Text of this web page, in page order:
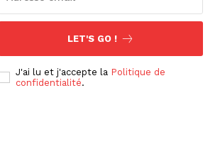
LET'S GO !
J'ai lu et j'accepte la Politique de
confidentialité.